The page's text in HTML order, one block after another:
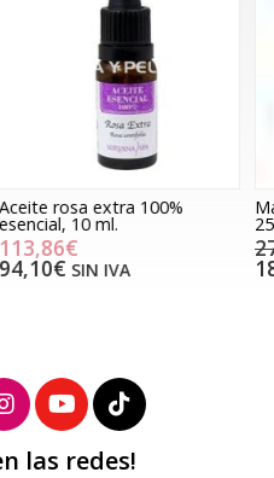
Mascarilla facial aloe vera,
250grs.
27,23€
18,00€SIN IVA
las redes!